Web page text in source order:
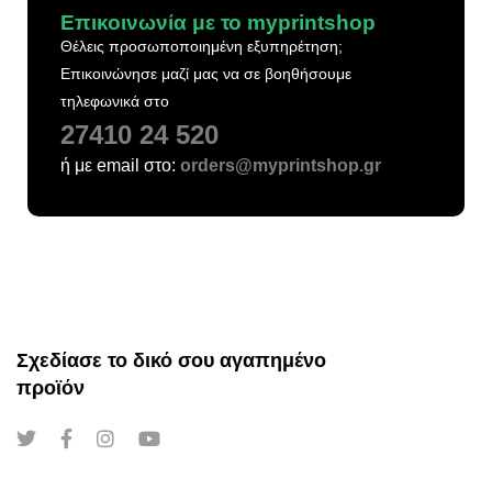
Επικοινωνία με το myprintshop
Θέλεις προσωποποιημένη εξυπηρέτηση;
Επικοινώνησε μαζί μας να σε βοηθήσουμε
τηλεφωνικά στο
27410 24 520
ή με email στο: orders@myprintshop.gr
Σχεδίασε το δικό σου αγαπημένο
προϊόν